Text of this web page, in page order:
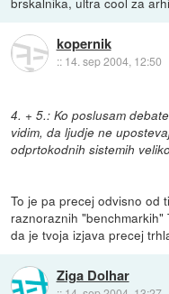
kopernik
:: 14. sep 2004, 12:50
4. + 5.: Ko poslusam
vidim, da ljudje ne
odprtokodnih sistemih
To je pa precej odvisno od
raznoraznih "benchmarkih"
da je tvoja izjava precej
Ziga Dolhar